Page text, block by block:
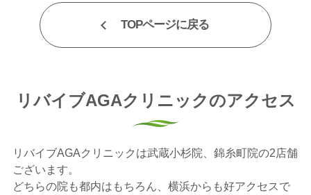
TOPページに戻る
リバイブAGAクリニックのアクセス
リバイブAGAクリニックは武蔵小杉院、錦糸町院の2店舗
ございます。
どちらの院も都内はもちろん、横浜からも好アクセスで